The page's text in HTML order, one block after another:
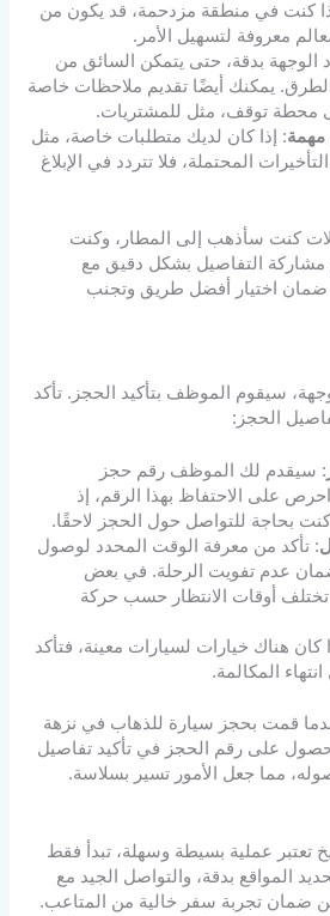
كنت في منطقة مزدحمة، قد يكون من
معروفة لتسهيل الأمر.
الوجهة بدقة، حتى يتمكن السائق من
يمكنك أيضًا تقديم ملاحظات خاصة
محطة توقف، مثل للمشتريات.
مهمة: إذا كان لديك متطلبات خاصة، مثل
التأخيرات المحتملة، فلا تتردد في الإبلاغ
كنت سأذهب إلى المطار، وكنت
مشاركة التفاصيل بشكل دقيق مع
اختيار أفضل طريق وتجنب
سيقوم الموظف بتأكيد الحجز. تأكد
الحجز:
: سيقدم لك الموظف رقم حجز
على الاحتفاظ بهذا الرقم، إذ
بحاجة للتواصل حول الحجز لاحقًا.
: تأكد من معرفة الوقت المحدد لوصول
عدم تفويت الرحلة. في بعض
تختلف أوقات الانتظار حسب حركة
كان هناك خيارات لسيارات معينة، فتأكد
المكالمة.
قمت بحجز سيارة للذهاب في نزهة
على رقم الحجز في تأكيد تفاصيل
مما جعل الأمور تسير بسلاسة.
تعتبر عملية بسيطة وسهلة، تبدأ فقط
المواقع بدقة، والتواصل الجيد مع
ضمان تجربة سفر خالية من المتاعب.